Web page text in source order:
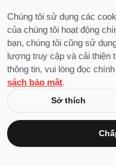
© 2020 - 2026
Chúng tôi sử dụng các
của chúng tôi hoạt động
bạn, chúng tôi cũng sử
lượng truy cập và cải thiện
thông tin, vui lòng đọc
sách bảo mật.
Sở thích